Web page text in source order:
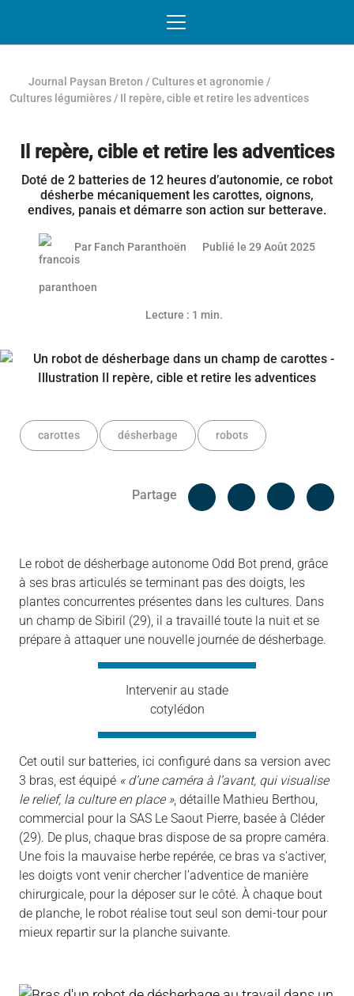
Journal Paysan Breton /Cultures et agronomie /
Cultures légumières / Il repère, cible et retire les adventices
Il repère, cible et retire les adventices
Doté de 2 batteries de 12 heures d’autonomie, ce robot
désherbe mécaniquement les carottes, oignons,
endives, panais et démarre son action sur betterave.
Par Fanch Paranthoën Publié le 29 Août 202502
Lecture : 1 min.
carottes désherbage robots
Partage
Facebook
Le robot de désherbage autonome Odd Bot prend, grâce
à ses bras articulés se terminant pas des doigts, les
plantes concurrentes présentes dans les cultures. Dans
un champ de Sibiril (29), il a travaillé toute la nuit et se
prépare à attaquer une nouvelle journée de désherbage.
Intervenir au stade
cotylédon
Cet outil sur batteries, ici configuré dans sa version avec
3 bras, est équipé « d’une caméra à l’avant, qui visualise
le relief, la culture en place », détaille Mathieu Berthou,
commercial pour la SAS Le Saout Pierre, basée à Cléder
(29). De plus, chaque bras dispose de sa propre caméra.
Une fois la mauvaise herbe repérée, ce bras va s’activer,
les doigts vont venir chercher l’adventice de manière
chirurgicale, pour la déposer sur le côté. À chaque bout
de planche, le robot réalise tout seul son demi-tour pour
mieux repartir sur la planche suivante.